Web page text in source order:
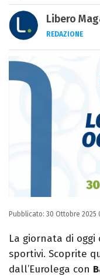
Libero
REDAZIONE
E-MAIL
Libero
Libero.it
Pubblicato: 30 Ottobre 2025
La giornata di
sportivi. Scoprite
dall’Eurolega con